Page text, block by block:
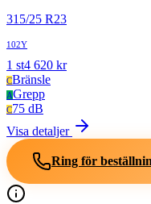
315/25 R23
102Y
1 st4 620 kr
CBränsle
AGrepp
C75 dB
Visa detaljer
Ring för